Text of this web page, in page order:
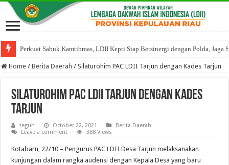
Perkuat Sabuk Kamtibmas, LDII Kepri Siap Bersinergi dengan Polda, Jaga
Home / Berita Daerah / Silaturohim PAC LDII Tarjun dengan Kades Tarjun
Silaturohim PAC LDII Tarjun dengan Kades
Tarjun
teguh October 22, 2021
Berita Daerah
Leave a comment
388 Views
Kotabaru, 22/10 – Pengurus PACLDII Desa Tarjun melaksanakan
kunjungan dalam rangka audensi dengan Kepala Desa yang baru